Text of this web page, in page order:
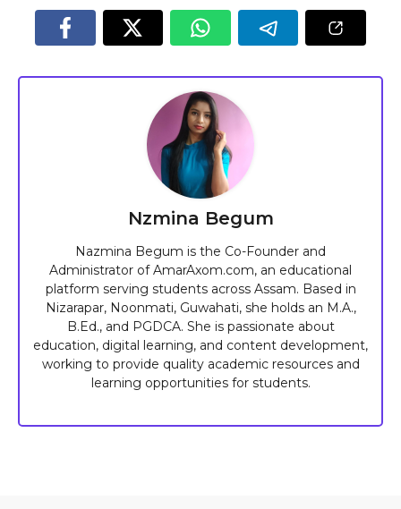
Nzmina Begum
Nazmina Begum is the Co-Founder and
Administrator of AmarAxom.com, an educational
platform serving students across Assam. Based in
Nizarapar, Noonmati, Guwahati, she holds an M.A.,
B.Ed., and PGDCA. She is passionate about
education, digital learning, and content development,
working to provide quality academic resources and
learning opportunities for students.